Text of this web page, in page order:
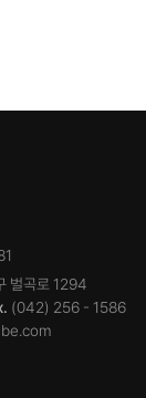
벌곡로 1294
(042) 256 - 1586